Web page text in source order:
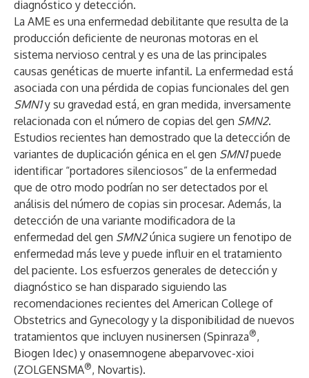
diagnóstico y detección.
La AME es una enfermedad debilitante que resulta de la
producción deficiente de neuronas motoras en el
sistema nervioso central y es una de las principales
causas genéticas de muerte infantil. La enfermedad está
asociada con una pérdida de copias funcionales del gen
SMN1y su gravedad está, en gran medida, inversamente
relacionada con el número de copias del gen SMN2.
Estudios recientes han demostrado que la detección de
variantes de duplicación génica en el gen SMN1puede
identificar “portadores silenciosos” de la enfermedad
que de otro modo podrían no ser detectados por el
análisis del número de copias sin procesar. Además, la
detección de una variante modificadora de la
enfermedad del gen SMN2única sugiere un fenotipo de
enfermedad más leve y puede influir en el tratamiento
del paciente. Los esfuerzos generales de detección y
diagnóstico se han disparado siguiendo las
recomendaciones recientes del American College of
Obstetrics and Gynecology y la disponibilidad de nuevos
tratamientos que incluyen nusinersen (Spinraza®,
Biogen Idec) y onasemnogene abeparvovec-xioi
(ZOLGENSMA®, Novartis).